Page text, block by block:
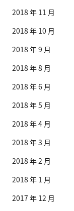
2018 年 11 月
2018 年 10 月
2018 年 9 月
2018 年 8 月
2018 年 6 月
2018 年 5 月
2018 年 4 月
2018 年 3 月
2018 年 2 月
2018 年 1 月
2017 年 12 月